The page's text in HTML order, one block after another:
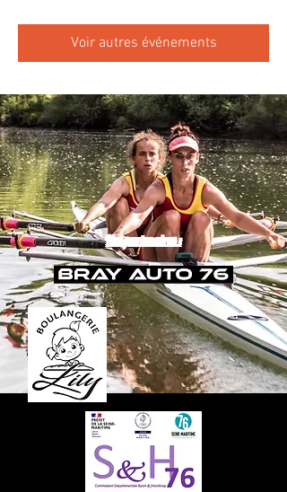
Voir autres événements
Nos partenaires :